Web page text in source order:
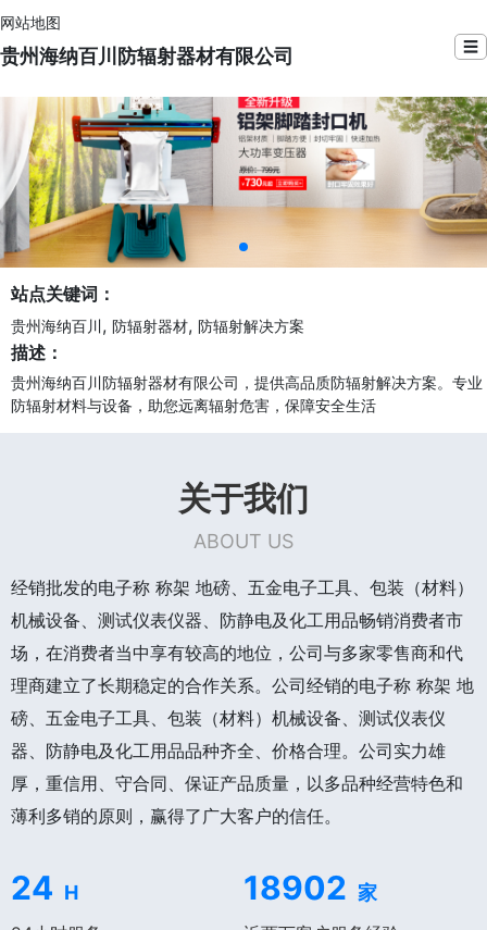
网站地图
贵州海纳百川防辐射器材有限公司 ☰
站点关键词：
贵州海纳百川, 防辐射器材, 防辐射解决方案
描述：
贵州海纳百川防辐射器材有限公司，提供高品质防辐射解决方案。专业
防辐射材料与设备，助您远离辐射危害，保障安全生活
关于我们
ABOUT US
经销批发的电子称 称架 地磅、五金电子工具、包装（材料）
机械设备、测试仪表仪器、防静电及化工用品畅销消费者市
场，在消费者当中享有较高的地位，公司与多家零售商和代
理商建立了长期稳定的合作关系。公司经销的电子称 称架 地
磅、五金电子工具、包装（材料）机械设备、测试仪表仪
器、防静电及化工用品品种齐全、价格合理。公司实力雄
厚，重信用、守合同、保证产品质量，以多品种经营特色和
薄利多销的原则，赢得了广大客户的信任。
24 H 18902 家